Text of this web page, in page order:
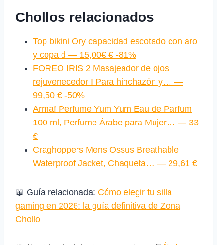
Chollos relacionados
Top bikini Ory capacidad escotado con aro
y copa d — 15,00€ € -81%
FOREO IRIS 2 Masajeador de ojos
rejuvenecedor I Para hinchazón y… —
99,50 € -50%
Armaf Perfume Yum Yum Eau de Parfum
100 ml, Perfume Árabe para Mujer… — 33
€
Craghoppers Mens Ossus Breathable
Waterproof Jacket, Chaqueta… — 29,61 €
📖 Guía relacionada: Cómo elegir tu silla
gaming en 2026: la guía definitiva de Zona
Chollo